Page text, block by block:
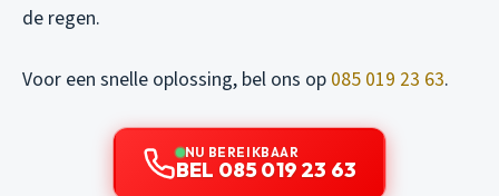
de regen.
Voor een snelle oplossing, bel ons op 085 019 23 63.
NU BEREIKBAAR
BEL 085 019 23 63